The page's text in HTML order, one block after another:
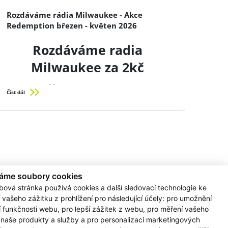
soubory cookies
stránka používá cookies a další sledovací technologie ke
vašeho zážitku z prohlížení pro následující účely: pro umožnění
funkčnosti webu, pro lepší zážitek z webu, pro měření vašeho
produkty a služby a pro personalizaci marketingových
Rozdáváme rádia Milwaukee - Akce
Redemption březen - květen 2026
Rozdáváme radia
Milwaukee za 2kč
Přijďte k nám na
prodejny IVK, pomůžeme
Zajistíme pro Vás 3 letou
záruku a dostanete ještě
rádio za 2kč.
Akce platí od března do
květnu.
Číst dál
M12™
- Dukelské
náměstí
Prodejna Břeclav
Národních hrdinů 22,